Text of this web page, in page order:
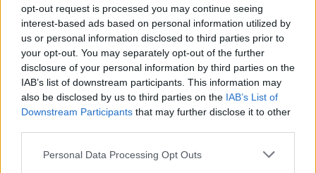
opt-out request is processed you may continue seeing
interest-based ads based on personal information utilized by
us or personal information disclosed to third parties prior to
your opt-out. You may separately opt-out of the further
disclosure of your personal information by third parties on the
IAB’s list of downstream participants. This information may
also be disclosed by us to third parties on the IAB’s List of
Downstream Participants that may further disclose it to other
Personal Data Processing Opt Outs
Partager le fichier la loi 06-99
relative a la liberté des prix et la
conccurence .pdf sur le Web et
les réseaux sociaux: